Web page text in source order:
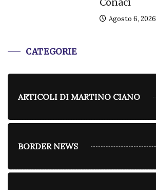
Conaci
Agosto 6, 2026
CATEGORIE
ARTICOLI DI MARTINO CIANO
BORDER NEWS